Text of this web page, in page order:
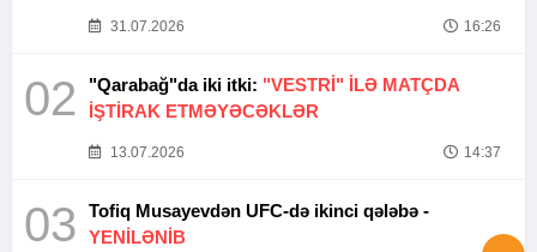
31.07.2026 16:26
02 "Qarabağ"da iki itki: "VESTRİ" İLƏ MATÇDA
İŞTİRAK ETMƏYƏCƏKLƏR
13.07.2026 14:37
03
Tofiq Musayevdən UFC-də ikinci qələbə -
YENİLƏNİB